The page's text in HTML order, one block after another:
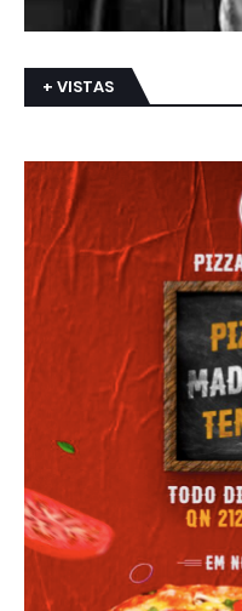
+ VISTAS